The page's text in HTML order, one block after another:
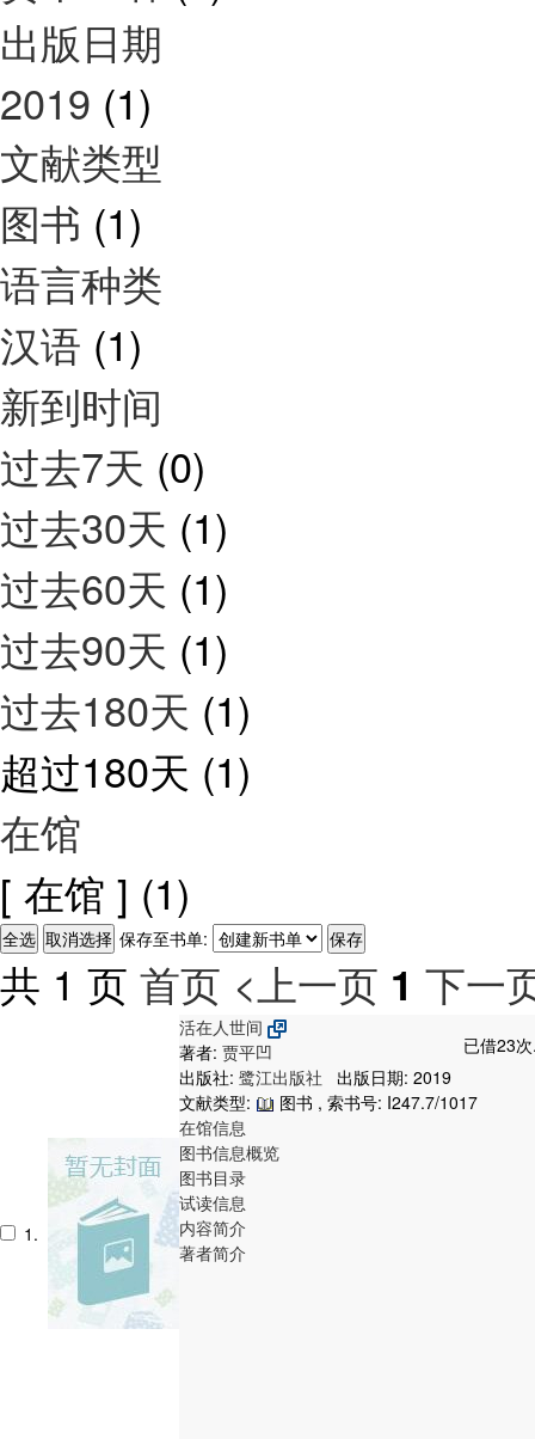
出版日期
2019 (1)
文献类型
图书 (1)
语言种类
汉语 (1)
新到时间
过去7天 (0)
过去30天 (1)
过去60天 (1)
过去90天 (1)
过去180天 (1)
超过180天 (1)
在馆
[ 在馆 ] (1)
保存至书单:
共 1 页 首页 <上一页 1 下一
1.
活在人世间
已借23
著者: 贾平凹
出版社: 鹭江出版社
出版日期: 2019
文献类型:
图书 , 索书号: I247.7/1017
在馆信息
图书信息概览
图书目录
试读信息
内容简介
著者简介